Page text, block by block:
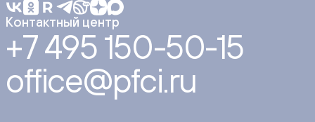
Контактный центр
+7 495 150-50-15
office@pfci.ru